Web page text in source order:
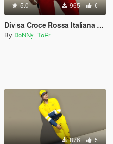
5.0 965 6
Divisa Croce Rossa Italiana - [EUP]
By DeNNy_TeRr
876 5